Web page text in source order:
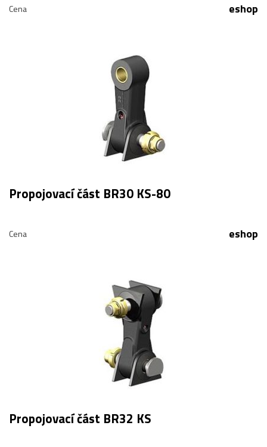
Cena eshop
Propojovací část BR30 KS-80
Cena eshop
Propojovací část BR32 KS